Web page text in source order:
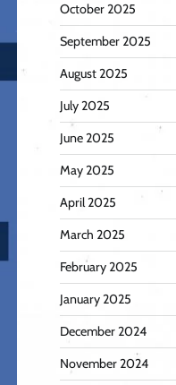
October 2025
September 2025
August 2025
July 2025
June 2025
May 2025
April 2025
March 2025
February 2025
January 2025
December 2024
November 2024